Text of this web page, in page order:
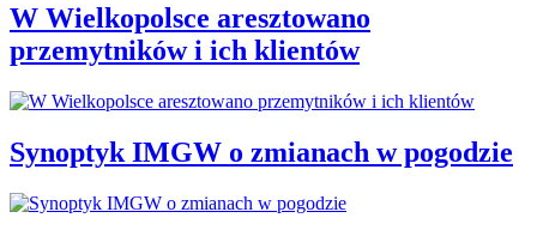
W Wielkopolsce aresztowano
przemytników i ich klientów
Synoptyk IMGW o zmianach w pogodzie